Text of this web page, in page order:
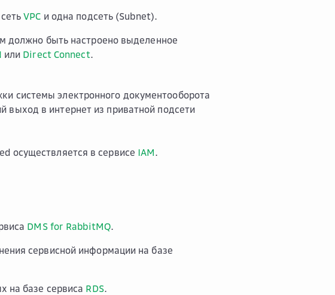
VPC и одна подсеть (Subnet).
должно быть настроено выделенное
или Direct Connect.
системы электронного документооборота
выход в интернет из приватной подсети
осуществляется в сервисе IAM.
DMS for RabbitMQ.
сервисной информации на базе
на базе сервиса RDS.